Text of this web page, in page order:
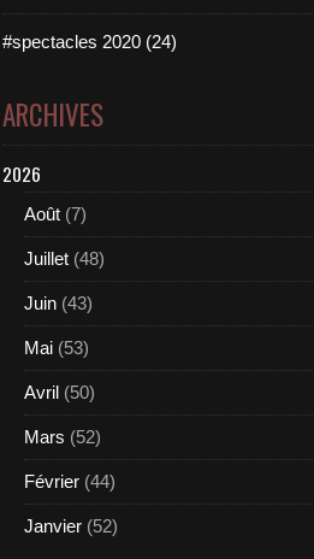
#spectacles 2020 (24)
ARCHIVES
2026
Août (7)
Juillet (48)
Juin (43)
Mai (53)
Avril (50)
Mars (52)
Février (44)
Janvier (52)